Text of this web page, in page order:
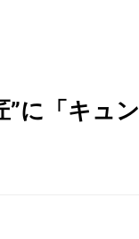
”に「キュン